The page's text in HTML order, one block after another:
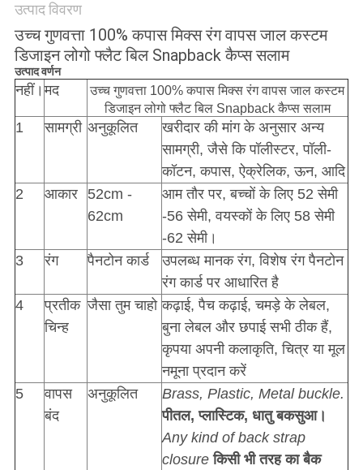
उत्पाद विवरण
उच्च गुणवत्ता 100% कपास मिक्स रंग वापस जाल कस्टम
डिजाइन लोगो फ्लैट बिल Snapback कैप्स सलाम
उत्पाद वर्णन
नहीं। मद
उच्च गुणवत्ता 100% कपास मिक्स रंग वापस जाल कस्टम
डिजाइन लोगो फ्लैट बिल Snapback कैप्स सलाम
1 सामग्री अनुकूलित
खरीदार की मांग के अनुसार अन्य
सामग्री, जैसे कि पॉलीस्टर, पॉली-
कॉटन, कपास, ऐक्रेलिक, ऊन, आदि
2
आकार
52cm -
62cm
आम तौर पर, बच्चों के लिए 52 सेमी
-56 सेमी, वयस्कों के लिए 58 सेमी
-62 सेमी।
3
रंग पैनटोन कार्ड
उपलब्ध मानक रंग, विशेष रंग पैनटोन
रंग कार्ड पर आधारित है
4
प्रतीक
चिन्ह
जैसा तुम चाहो कढ़ाई, पैच कढ़ाई, चमड़े के लेबल,
बुना लेबल और छपाई सभी ठीक हैं,
कृपया अपनी कलाकृति, चित्र या मूल
नमूना प्रदान करें
5
वापस
बंद
अनुकूलित
Brass, Plastic, Metal buckle.
पीतल, प्लास्टिक, धातु बकसुआ।
Any kind of back strap
closure किसी भी तरह का बैक